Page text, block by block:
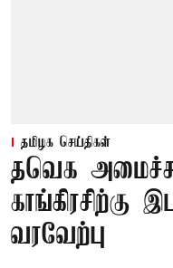
தமிழக செய்திகள்
தவெக
காங்கிரசிற்கு
வரவேற்பு